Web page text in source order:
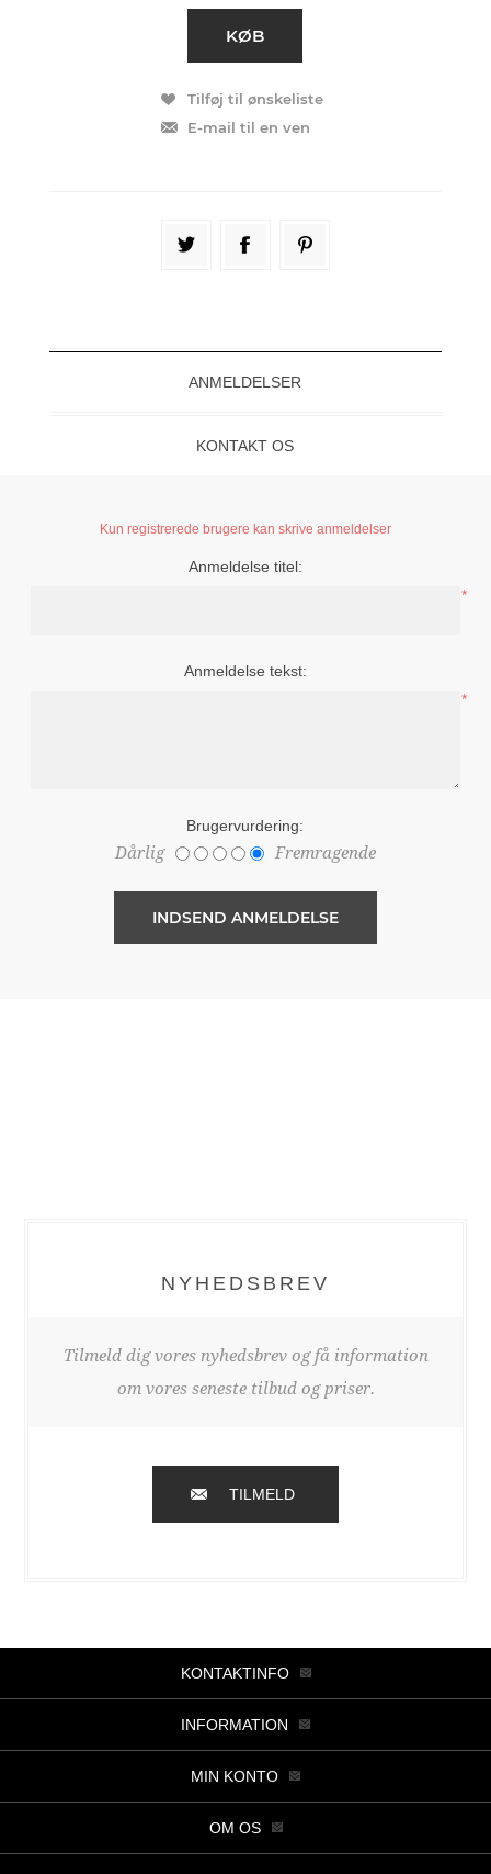
ANMELDELSER
KONTAKT OS
Kun registrerede brugere kan skrive anmeldelser
Anmeldelse titel:
*
Anmeldelse tekst:
*
Brugervurdering:
Dårlig Fremragende
NYHEDSBREV
Tilmeld dig vores nyhedsbrev og få information
om vores seneste tilbud og priser.
TILMELD
KONTAKTINFO
INFORMATION
MIN KONTO
OM OS